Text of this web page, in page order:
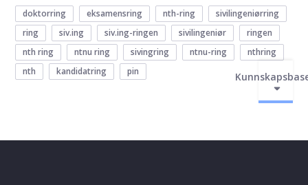
doktorring eksamensring nth-ring
sivilingeniørring
ring
siv.ing siv.ing-ringen sivilingeniør
ringen
nth ring
ntnu ring sivingring ntnu-ring
nthring
nth
kandidatring pin